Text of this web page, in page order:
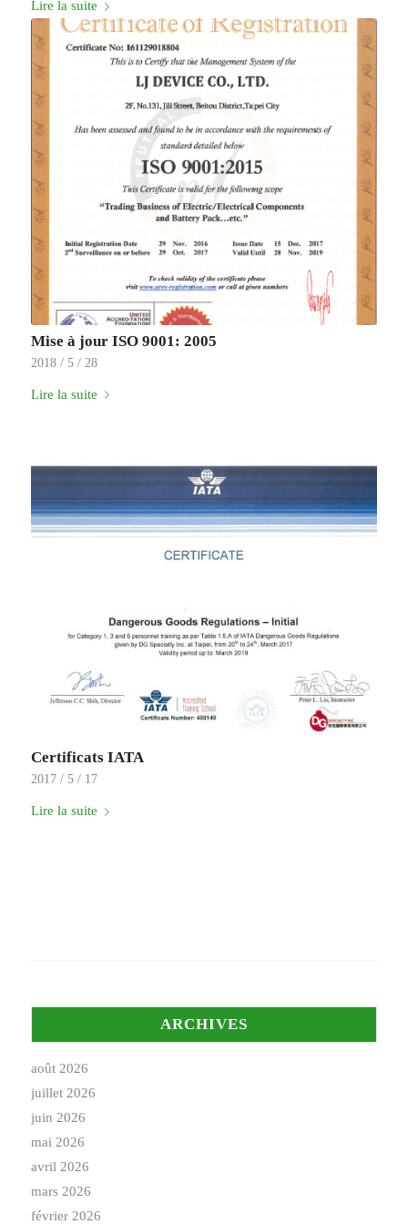
Lire la suite
Mise à jour ISO 9001: 2005
2018 / 5 / 28
Lire la suite
Certificats IATA
2017 / 5 / 17
Lire la suite
ARCHIVES
août 2026
juillet 2026
juin 2026
mai 2026
avril 2026
mars 2026
février 2026